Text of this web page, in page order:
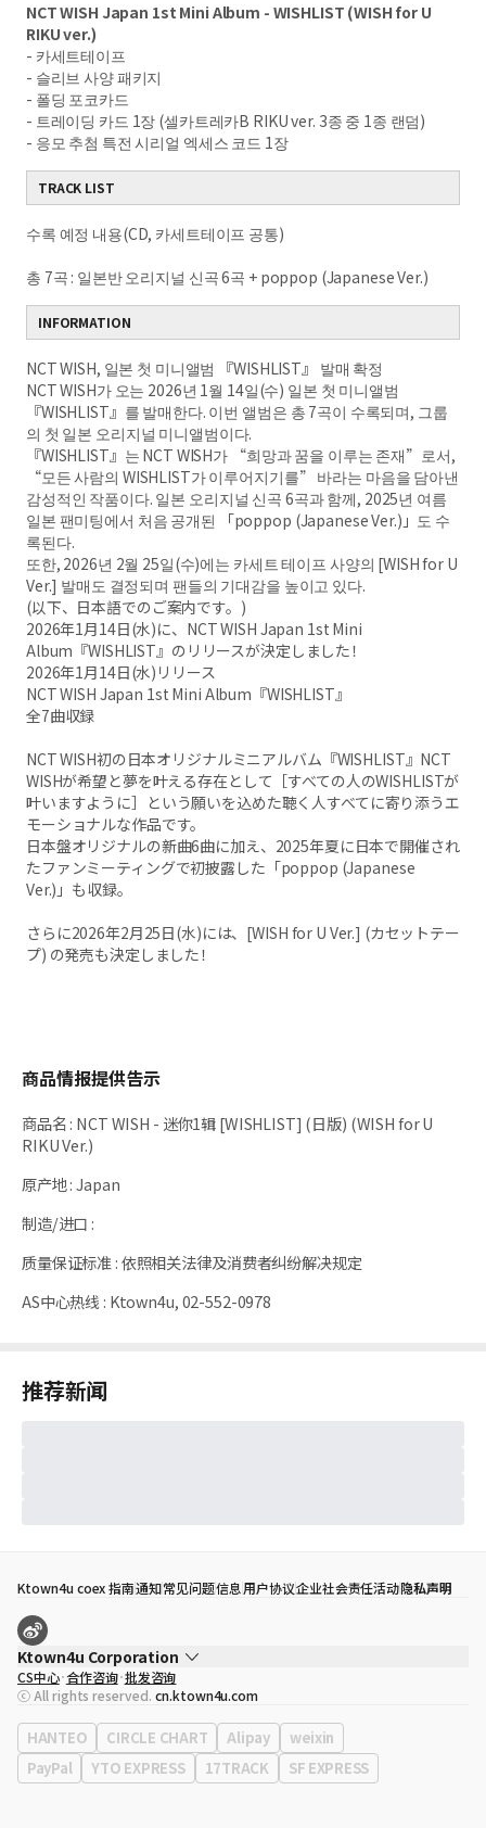
NCT WISH Japan 1st Mini Album - WISHLIST (WISH for U
RIKUver.)
- 카세트테이프
- 슬리브 사양 패키지
- 폴딩 포코카드
- 트레이딩 카드 1장 (셀카트레카B RIKU ver. 3종 중 1종 랜덤)
- 응모 추첨 특전 시리얼 엑세스 코드 1장
TRACK LIST
수록 예정 내용(CD, 카세트테이프 공통)
총 7곡 : 일본반 오리지널 신곡 6곡 + poppop (Japanese Ver.)
INFORMATION
NCT WISH, 일본 첫 미니앨범 『WISHLIST』 발매 확정
NCT WISH가 오는 2026년 1월 14일(수) 일본 첫 미니앨범
『WISHLIST』를 발매한다. 이번 앨범은 총 7곡이 수록되며, 그룹
의 첫 일본 오리지널 미니앨범이다.
『WISHLIST』는 NCT WISH가 “희망과 꿈을 이루는 존재”로서,
“모든 사람의 WISHLIST가 이루어지기를” 바라는 마음을 담아낸
감성적인 작품이다. 일본 오리지널 신곡 6곡과 함께, 2025년 여름
일본 팬미팅에서 처음 공개된 「poppop (Japanese Ver.)」도 수
록된다.
또한, 2026년 2월 25일(수)에는 카세트 테이프 사양의 [WISH for U
Ver.] 발매도 결정되며 팬들의 기대감을 높이고 있다.
(以下、日本語でのご案内です。)
2026年1月14日(水)に、NCT WISH Japan 1st Mini
Album『WISHLIST』のリリースが決定しました！
2026年1月14日(水)リリース
NCT WISH Japan 1st Mini Album『WISHLIST』
全7曲収録
NCT WISH初の日本オリジナルミニアルバム『WISHLIST』NCT
WISHが希望と夢を叶える存在として［すべての人のWISHLISTが
叶いますように］という願いを込めた聴く人すべてに寄り添うエ
モーショナルな作品です。
日本盤オリジナルの新曲6曲に加え、2025年夏に日本で開催され
たファンミーティングで初披露した「poppop (Japanese
Ver.)」も収録。
さらに2026年2月25日(水)には、[WISH for U Ver.] (カセットテー
プ) の発売も決定しました！
商品情报提供告示
商品名: NCT WISH - 迷你1辑 [WISHLIST] (日版) (WISH for U
RIKU Ver.)
原产地:Japan
制造/进口 :
质量保证标准 :依照相关法律及消费者纠纷解决规定
AS中心热线 : Ktown4u, 02-552-0978
推荐新闻
Ktown4u coex 指南通知常见问题信息用户协议企业社会责任活动隐私声明
Ktown4u Corporation
代表
宋効珉
营业执照 120-87-71116
公司地址 首尔特别市 江南区 岭东大路 513号 3楼 （三成洞， coex)
CS中心 合作咨询 批发咨询
ⓒ All rights reserved. cn.ktown4u.com
HANTEO CIRCLE CHART Alipay
weixin
PayPal
YTO EXPRESS 17TRACK SF EXPRESS